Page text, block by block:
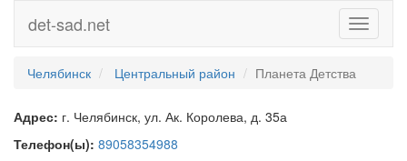
Toggle
det-sad.net
Челябинск Центральный район Планета Детства
Адрес: г. Челябинск, ул. Ак. Королева, д. 35а
Телефон(ы): 89058354988